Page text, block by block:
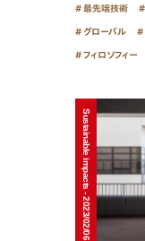
最先端技術
グローバル
フィロソフィー
Sustainable impacts - 2023/02/06